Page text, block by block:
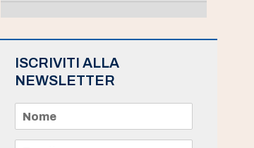
ISCRIVITI ALLA
NEWSLETTER
m
e